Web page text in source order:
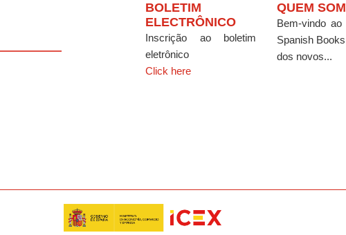
BOLETIM
ELECTRÔNICO
Inscrição ao boletim
eletrônico
Click here
QUEM
Bem-vindo
Spanish
dos novos...